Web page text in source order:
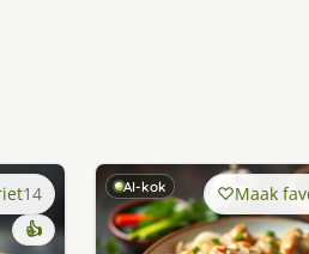
14
👍
AI-kok Maak